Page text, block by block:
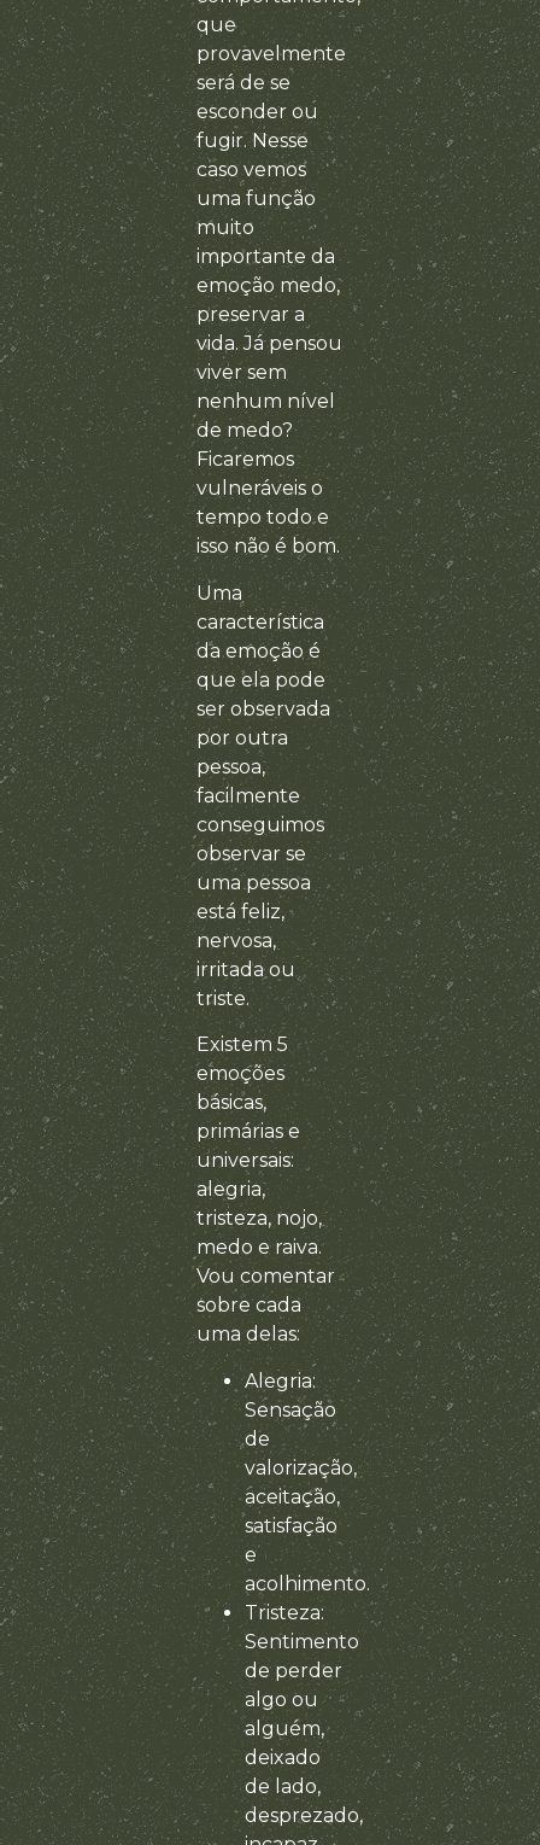
que
provavelmente
será de se
esconder ou
fugir. Nesse
caso vemos
uma função
muito
importante da
emoção medo,
preservar a
vida. Já pensou
viver sem
nenhum nível
de medo?
Ficaremos
vulneráveis o
tempo todo e
isso não é bom.
Uma
característica
da emoção é
que ela pode
ser observada
por outra
pessoa,
facilmente
conseguimos
observar se
uma pessoa
está feliz,
nervosa,
irritada ou
triste.
Existem 5
emoções
básicas,
primárias e
universais:
alegria,
tristeza, nojo,
medo e raiva.
Vou comentar
sobre cada
uma delas:
Alegria:
Sensação
de
valorização,
aceitação,
satisfação
e
acolhimento.
Tristeza:
Sentimento
de perder
algo ou
alguém,
deixado
de lado,
desprezado,